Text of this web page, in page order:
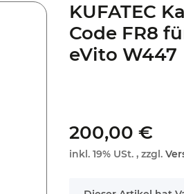
KUFATEC
Code FR8
eVito W447
200,00 €
inkl. 19% USt. , zzgl.